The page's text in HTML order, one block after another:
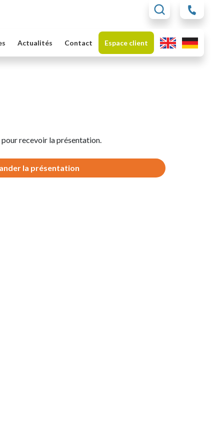
Actualités Contact Espace client
recevoir la présentation.
la présentation